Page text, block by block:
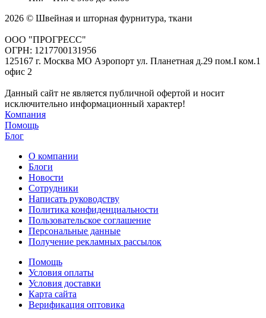
2026 © Швейная и шторная фурнитура, ткани
ООО "ПРОГРЕСС"
ОГРН: 1217700131956
125167 г. Москва МО Аэропорт ул. Планетная д.29 пом.I ком.1
офис 2
Данный сайт не является публичной офертой и носит
исключительно информационный характер!
Компания
Помощь
Блог
О компании
Блоги
Новости
Сотрудники
Написать руководству
Политика конфиденциальности
Пользовательское соглашение
Персональные данные
Получение рекламных рассылок
Помощь
Условия оплаты
Условия доставки
Карта сайта
Верификация оптовика